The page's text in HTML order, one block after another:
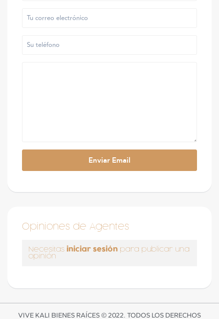
Opiniones de Agentes
Necesitas iniciar sesión para publicar una
opinión
VIVE KALI BIENES RAÍCES © 2022. TODOS LOS DERECHOS